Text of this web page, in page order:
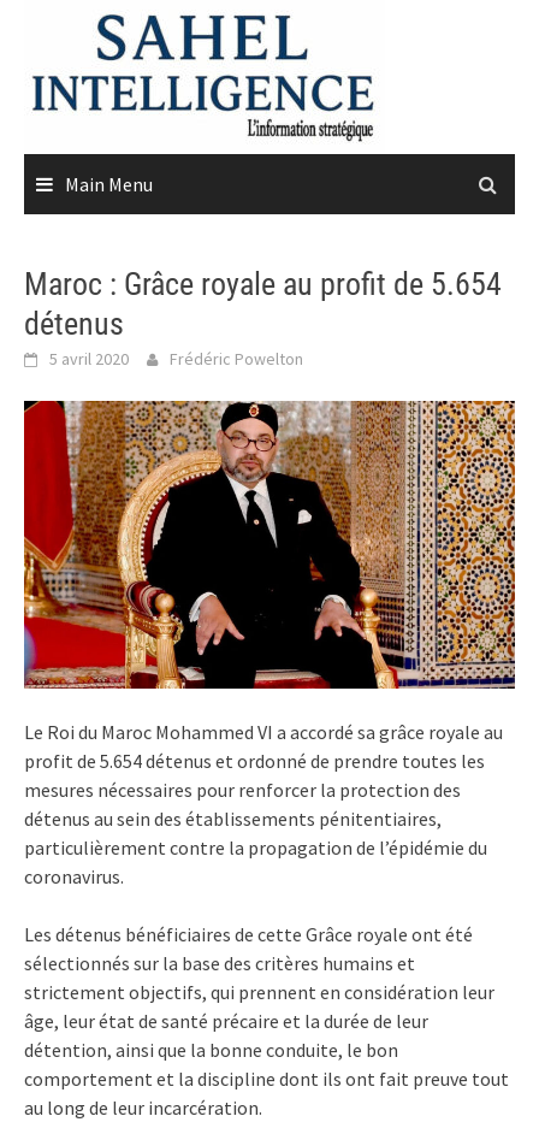
content
Main Menu
Maroc : Grâce royale au profit de 5.654
détenus
5 avril 2020 Frédéric Powelton
Le Roi du Maroc Mohammed VI a accordé sa grâce royale au
profit de 5.654 détenus et ordonné de prendre toutes les
mesures nécessaires pour renforcer la protection des
détenus au sein des établissements pénitentiaires,
particulièrement contre la propagation de l’épidémie du
coronavirus.
Les détenus bénéficiaires de cette Grâce royale ont été
sélectionnés sur la base des critères humains et
strictement objectifs, qui prennent en considération leur
âge, leur état de santé précaire et la durée de leur
détention, ainsi que la bonne conduite, le bon
comportement et la discipline dont ils ont fait preuve tout
au long de leur incarcération.